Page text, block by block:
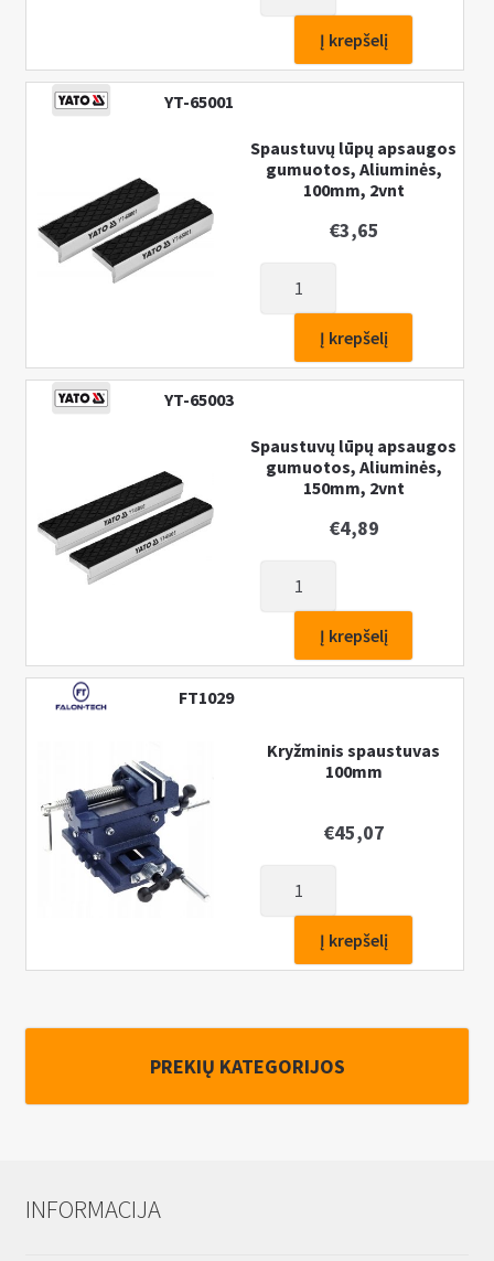
Spaustuvai
mašininiai
50mm
Į krepšelį
YT-65001
Spaustuvų lūpų apsaugos
gumuotos, Aliuminės,
100mm, 2vnt
€3,65
Spaustuvų
apsaugos
Aliuminės,
100mm,
Į krepšelį
YT-65003
Spaustuvų lūpų apsaugos
gumuotos, Aliuminės,
150mm, 2vnt
€4,89
Spaustuvų
apsaugos
Aliuminės,
150mm,
Į krepšelį
FT1029
Kryžminis spaustuvas
100mm
€45,07
Kryžminis
spaustuvas
Į krepšelį
PREKIŲ KATEGORIJOS
INFORMACIJA